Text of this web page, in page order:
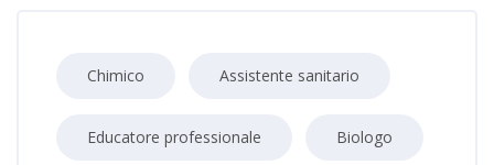
Chimico Assistente sanitario
Educatore professionale Biologo